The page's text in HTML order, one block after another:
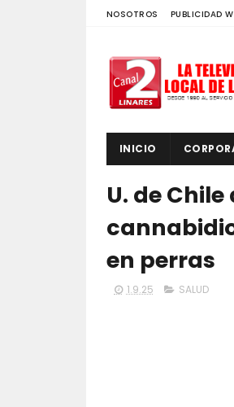
NOSOTROS PUBLICIDAD
INICIO
U. de
en perras
1.9.25 SALUD